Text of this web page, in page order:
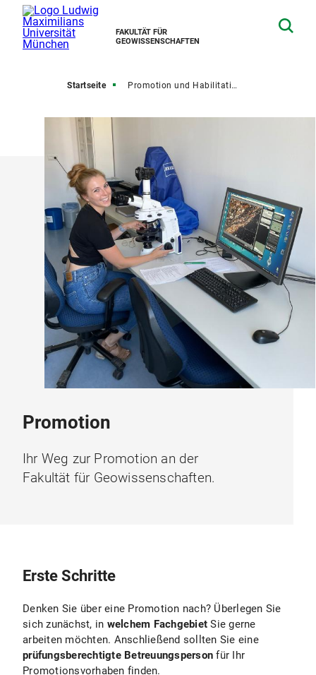
FAKULTÄT FÜR
GEOWISSENSCHAFTEN
Startseite Promotion und Habilitation
Promotion
Ihr Weg zur Promotion an der
Fakultät für Geowissenschaften.
Erste Schritte
Denken Sie über eine Promotion nach? Überlegen Sie
sich zunächst, in welchem Fachgebiet Sie gerne
arbeiten möchten. Anschließend sollten Sie eine
prüfungsberechtigte Betreuungsperson für Ihr
Promotionsvorhaben finden.